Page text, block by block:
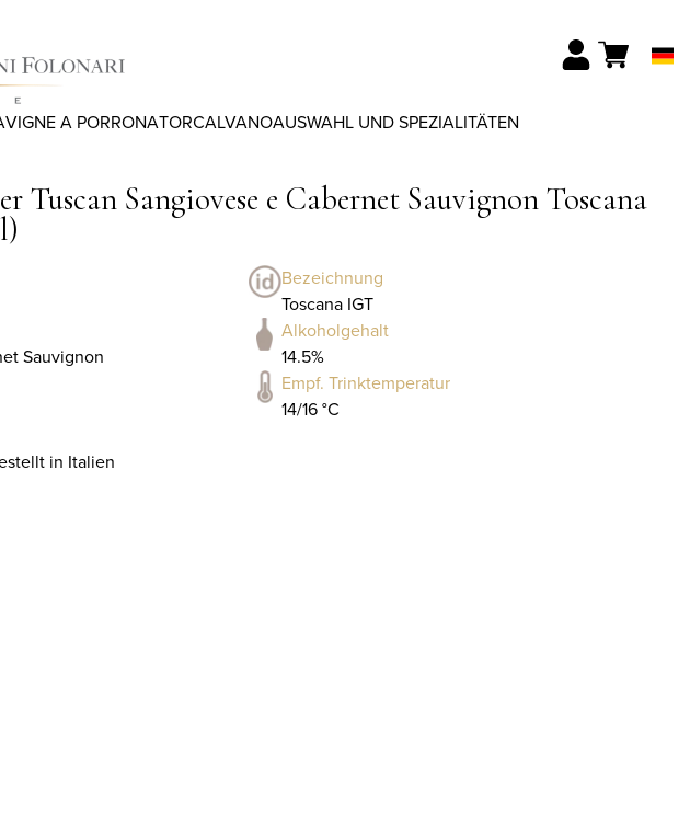
VIGNE A PORRONATORCALVANOAUSWAHL UND SPEZIALITÄTEN
Tuscan Sangiovese e Cabernet Sauvignon Toscana
Bezeichnung
Toscana IGT
Sauvignon
Alkoholgehalt
14.5%
Empf. Trinktemperatur
14/16 °C
in Italien